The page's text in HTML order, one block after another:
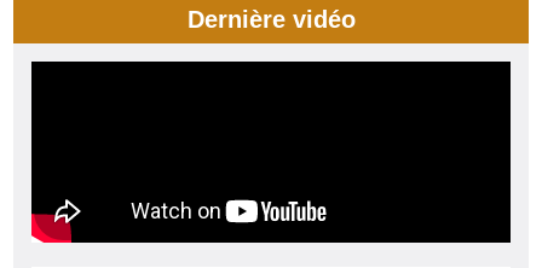
Dernière vidéo